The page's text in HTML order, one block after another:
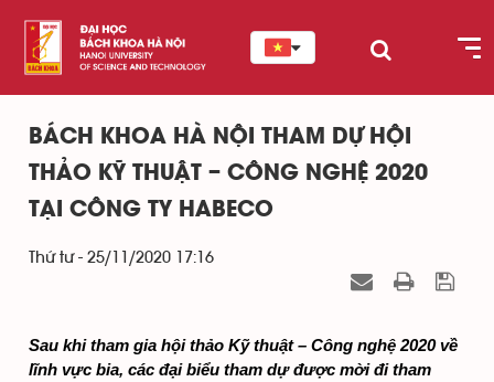
BÁCH KHOA HÀ NỘI THAM DỰ HỘI
THẢO KỸ THUẬT – CÔNG NGHỆ 2020
TẠI CÔNG TY HABECO
Thứ tư - 25/11/2020 17:16
Sau khi tham gia hội thảo Kỹ thuật – Công nghệ 2020 về
lĩnh vực bia, các đại biểu tham dự được mời đi tham